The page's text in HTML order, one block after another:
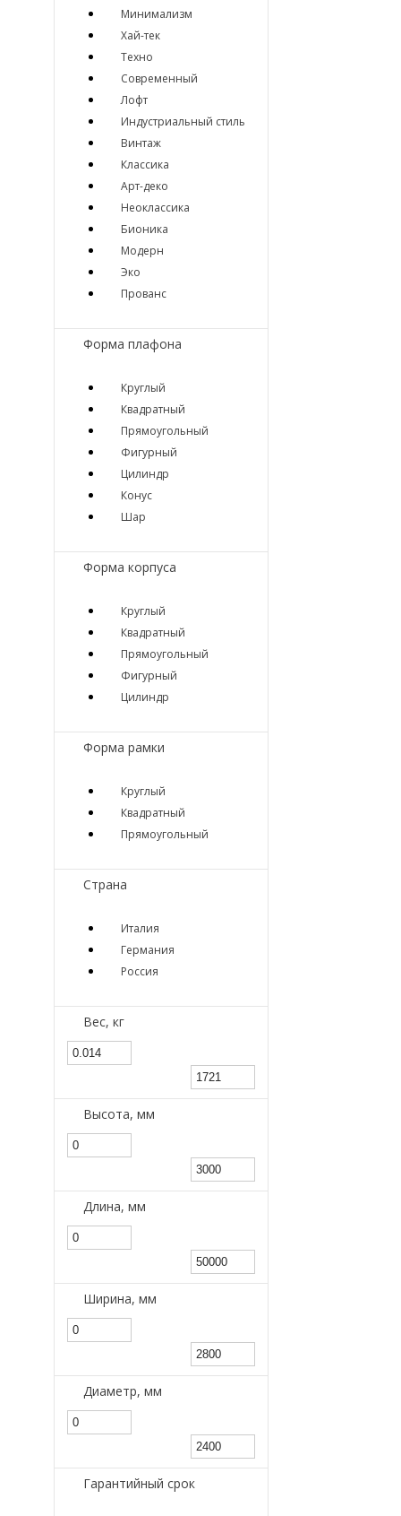
Минимализм
Хай-тек
Техно
Современный
Лофт
Индустриальный стиль
Винтаж
Классика
Арт-деко
Неоклассика
Бионика
Модерн
Эко
Прованс
Форма плафона
Круглый
Квадратный
Прямоугольный
Фигурный
Цилиндр
Конус
Шар
Форма корпуса
Круглый
Квадратный
Прямоугольный
Фигурный
Цилиндр
Форма рамки
Круглый
Квадратный
Прямоугольный
Страна
Италия
Германия
Россия
Вес, кг
Высота, мм
Длина, мм
Ширина, мм
Диаметр, мм
Гарантийный срок